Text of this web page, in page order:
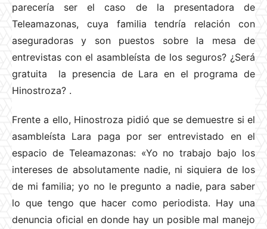
parecería ser el caso de la presentadora de
Teleamazonas, cuya familia tendría relación con
aseguradoras y son puestos sobre la mesa de
entrevistas con el asambleísta de los seguros? ¿Será
gratuita la presencia de Lara en el programa de
Hinostroza? .
Frente a ello, Hinostroza pidió que se demuestre si el
asambleísta Lara paga por ser entrevistado en el
espacio de Teleamazonas: «Yo no trabajo bajo los
intereses de absolutamente nadie, ni siquiera de los
de mi familia; yo no le pregunto a nadie, para saber
lo que tengo que hacer como periodista. Hay una
denuncia oficial en donde hay un posible mal manejo